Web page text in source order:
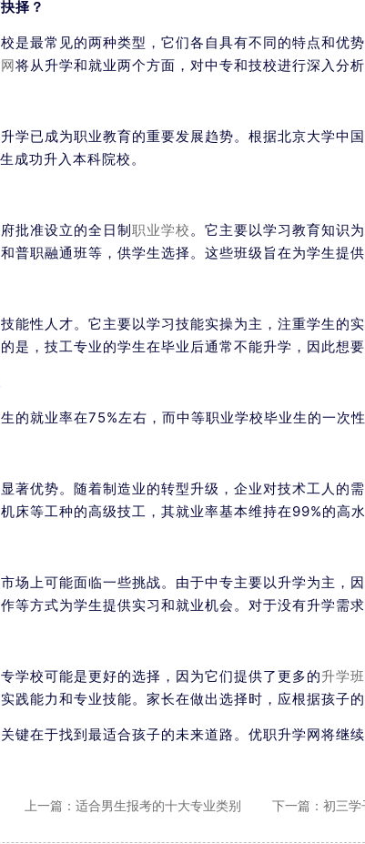
择？
是最常见的两种类型，它们各自具有不同的特点和优
将从升学和就业两个方面，对中专和技校进行深入分析
学已成为职业教育的重要发展趋势。根据北京大学中
成功升入本科院校。
批准设立的全日制职业学校。它主要以学习教育知识
普职融通班等，供学生选择。这些班级旨在为学生提
能性人才。它主要以学习技能实操为主，注重学生的
是，技工专业的学生在毕业后通常不能升学，因此想
的就业率在75%左右，而中等职业学校毕业生的一次
著优势。随着制造业的转型升级，企业对技术工人的
床等工种的高级技工，其就业率基本维持在99%的高水
场上可能面临一些挑战。由于中专主要以升学为主，
等方式为学生提供实习和就业机会。对于没有升学需
学校可能是更好的选择，因为它们提供了更多的升学班
践能力和专业技能。家长在做出选择时，应根据孩子
键在于找到最适合孩子的未来道路。优职升学网将继
上一篇：适合男生报考的十大专业类别 下一篇：初三学